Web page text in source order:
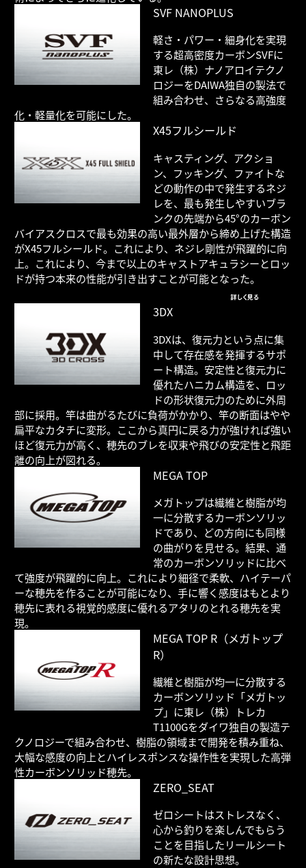
SVF NANOPLUS
軽さ・パワー・細身化を実現
する超高密度カーボンSVFに
東レ（株）ナノアロイテクノ
ロジーをDAIWA独自の製法で
組み合わせ、さらなる高強度
化・軽量化を可能にした。
X45フルシールド
キャスティング、アクショ
ン、フッキング、ファイトな
どの動作の中で発生するネジ
レを、最も発生しやすいブラ
ンクの先端から45°のカーボン
バイアスクロスで最も効果の高い最外層から締め上げた構造
がX45フルシールド。これにより、ネジレ剛性が飛躍的に向
上。これにより、今まで以上のキャストアキュラシーとロッ
ドが持つ本来の性能が引き出すことが可能となった。
詳しく見る
3DX
3DXは、復元力という点に集
中して存在感を発揮するサポ
ート構造。安定性と復元力に
優れたハニカム構造を、ロッ
ドの形状復元力のために外周
部に採用。竿は曲がるたびに負荷がかかり、竿の断面はやや
扁平なカタチに変形。ここから真円に戻る力が強ければ強い
ほど復元力が高く、穂先のブレを収束や飛びの安定性と飛距
離の向上が図れる｡
MEGA TOP
メガトップは繊維と樹脂が均
一に分散するカーボンソリッ
ドであり、どの方向にも同様
の曲がりを見せる。結果、通
常のカーボンソリッドに比べ
て強度が飛躍的に向上。これにより細径で柔軟、ハイテーパ
ーな穂先を作ることが可能になり、手に響く感度はもとより
穂先に表れる視覚的感度に優れるアタリのとれる穂先を実
現。
MEGA TOP R（メガトップ
R）
繊維と樹脂が均一に分散する
カーボンソリッド「メガトッ
プ」に東レ（株）トレカ
T1100Gをダイワ独自の製造テ
クノロジーで組み合わせ、樹脂の領域まで開発を積み重ね、
大幅な感度の向上とハイレスポンスな操作性を実現した高弾
性カーボンソリッド穂先。
ZERO_SEAT
ゼロシートはストレスなく、
心から釣りを楽しんでもらう
ことを目指したリールシート
の新たな設計思想。